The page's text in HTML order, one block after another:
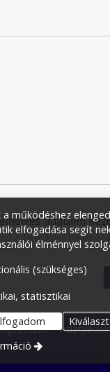
adataim
Adatvédelmi
a működéshez
elfogadása segít
élménnyel
(szükséges)
statisztikai